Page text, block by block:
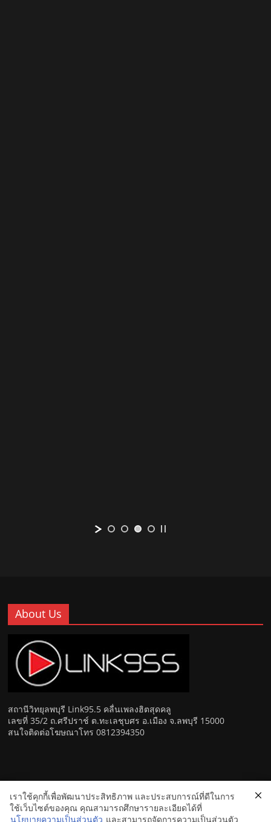
About Us
สถานีวิทยุลพบุรี Link95.5 คลื่นเพลงฮิตสุดคลู
เลขที่ 35/2 ถ.ศรีปราช์ ต.ทะเลชุบศร อ.เมือง จ.ลพบุรี 15000
สนใจติดต่อโฆษณาโทร 0812394350
Copyright © 2026Link 95.5 คลื่นเพลงฮิตสุดคูล สถานีวิทยุ FM
ลพบุรี . All rights reserved.
เราใช้คุกกี้เพื่อพัฒนาประสิทธิภาพ และประสบการณ์ที่ดีในการ
ใช้เว็บไซต์ของคุณ คุณสามารถศึกษารายละเอียดได้ที่
นโยบายความเป็นส่วนตัว และสามารถจัดการความเป็นส่วนตัว